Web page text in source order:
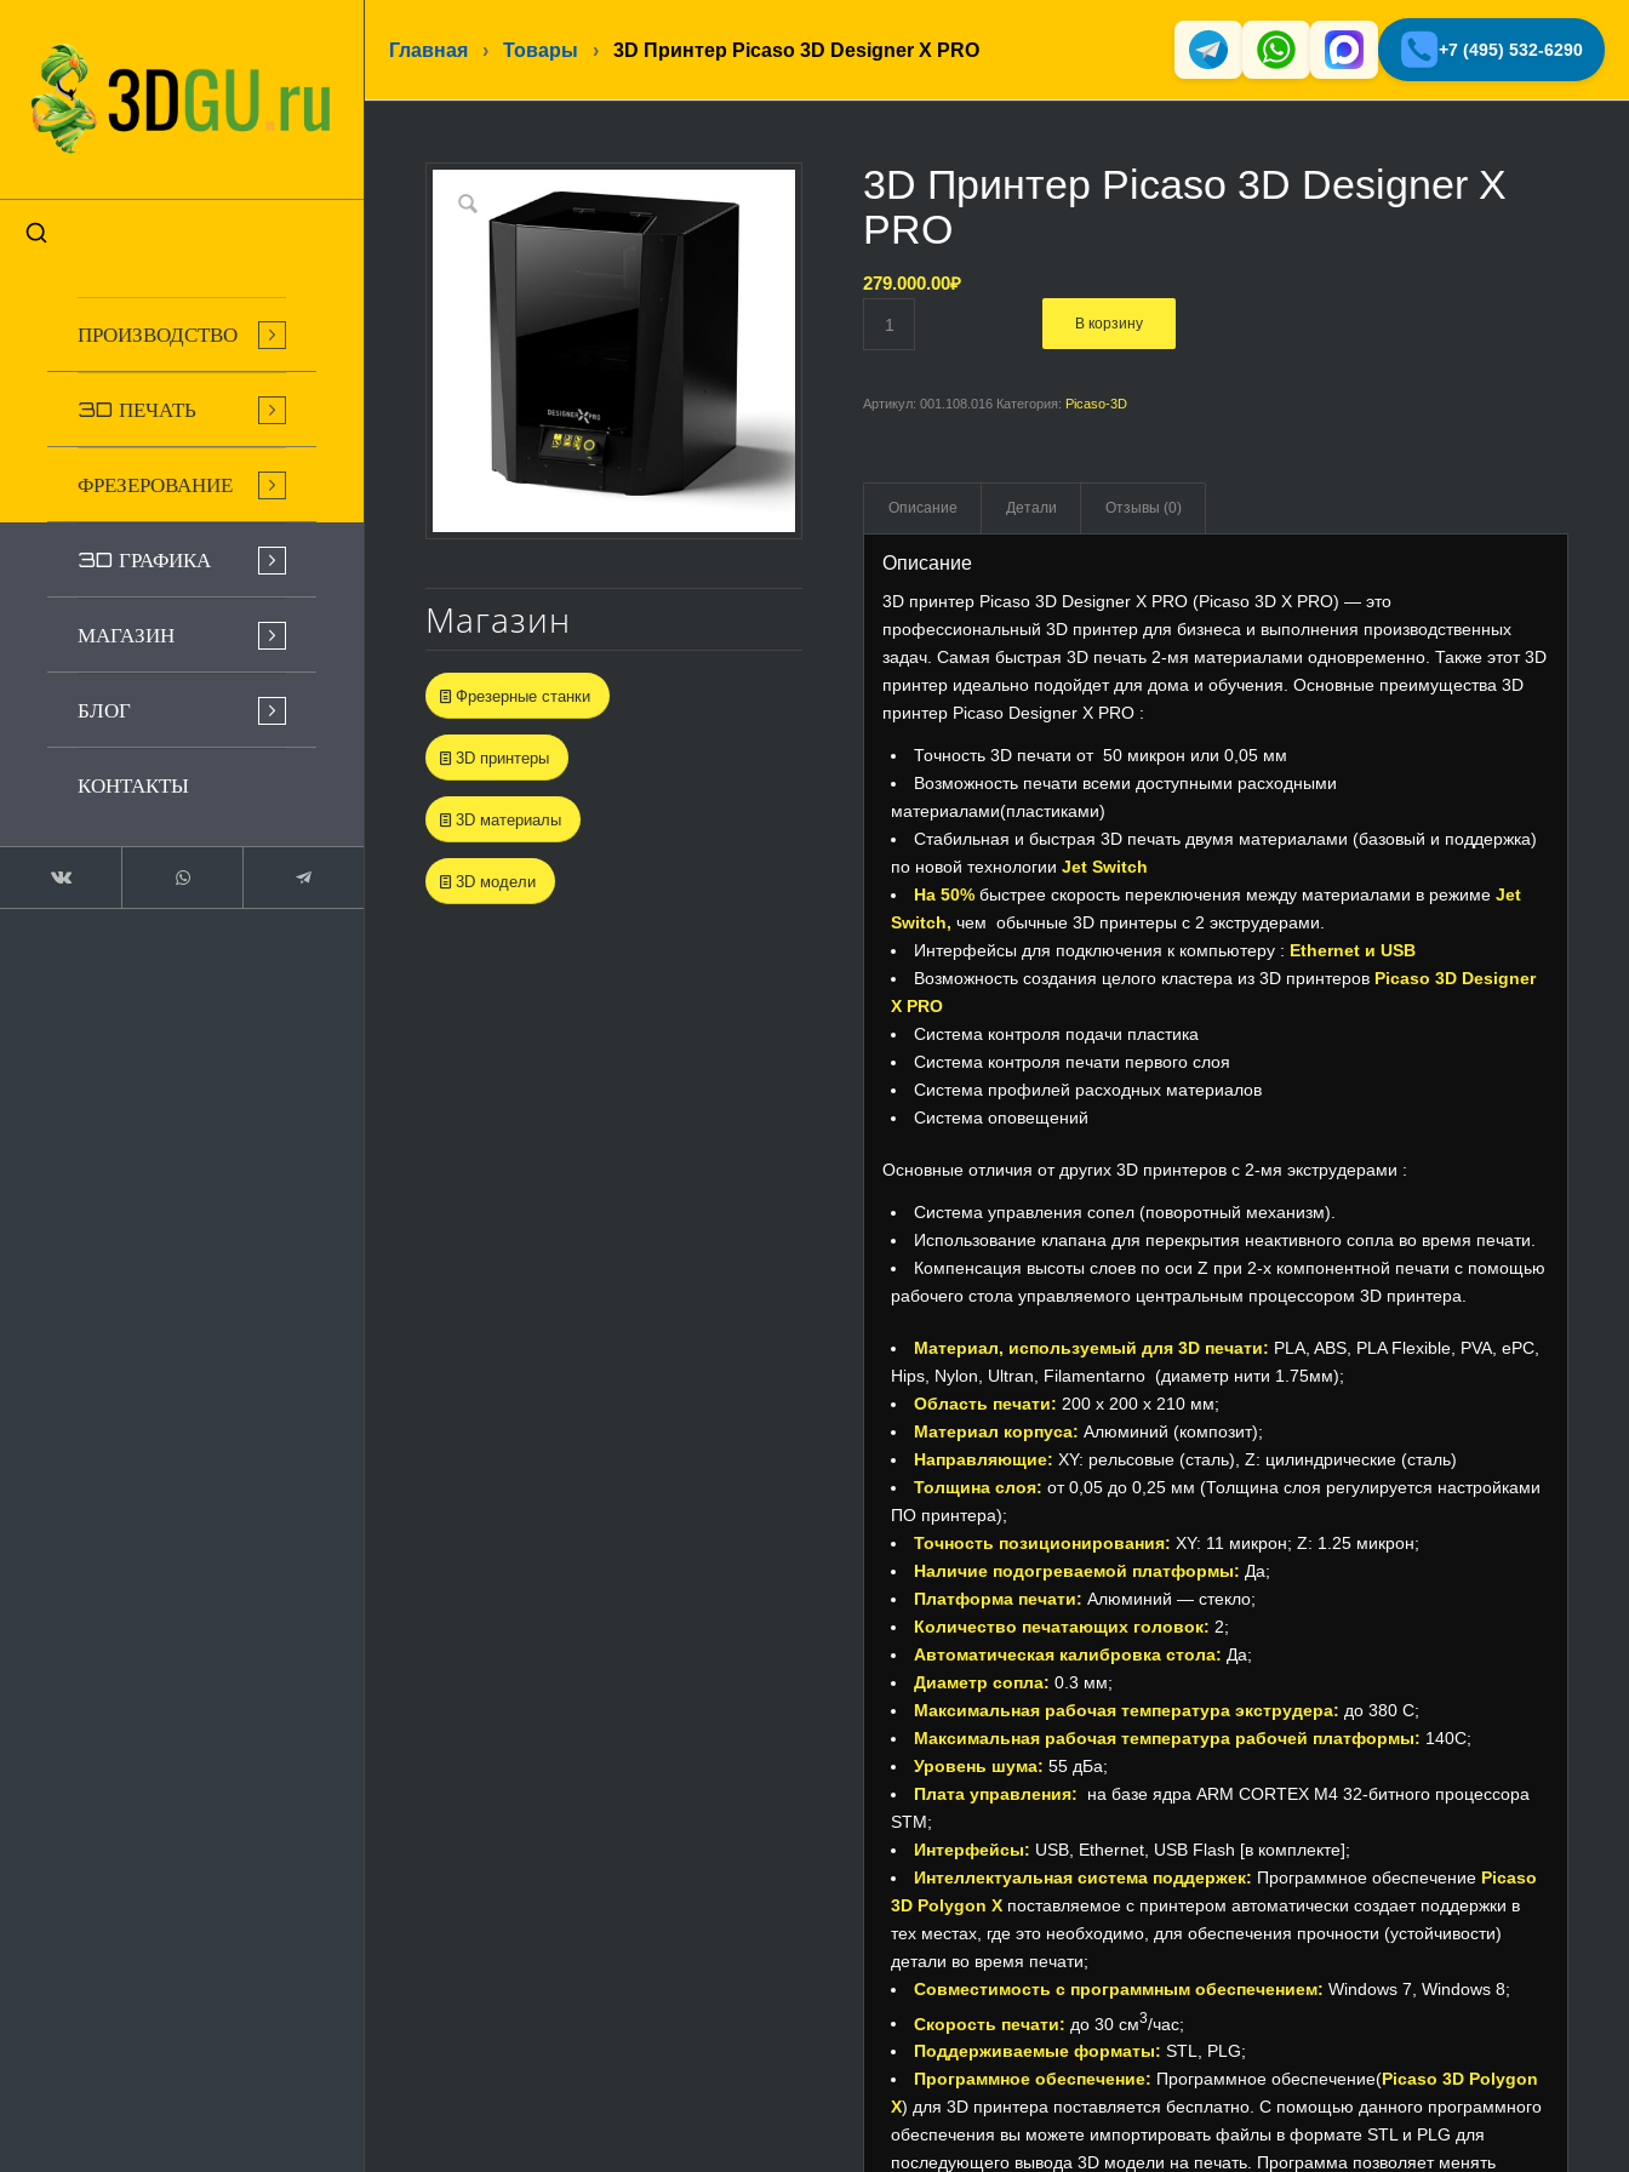
ПРОИЗВОДСТВО
3D ПЕЧАТЬ
ФРЕЗЕРОВАНИЕ
3D ГРАФИКА
МАГАЗИН
БЛОГ
КОНТАКТЫ
Главная › Товары › 3D Принтер Picaso 3D Designer X PRO +7 (495) 532-6290
Магазин
Фрезерные станки
3D принтеры
3D материалы
3D модели
3D Принтер Picaso 3D Designer X
PRO
279.000.00₽
В корзину
Артикул:001.108.016 Категория: Picaso-3D
Описание Детали Отзывы (0)
Описание
3D принтер Picaso 3D Designer X PRO (Picaso 3D X PRO) — это
профессиональный 3D принтер для бизнеса и выполнения производственных
задач. Самая быстрая 3D печать 2-мя материалами одновременно. Также этот 3D
принтер идеально подойдет для дома и обучения. Основные преимущества 3D
принтер Picaso Designer X PRO :
Точность 3D печати от 50 микрон или 0,05 мм
Возможность печати всеми доступными расходными
материалами(пластиками)
Стабильная и быстрая 3D печать двумя материалами (базовый и поддержка)
по новой технологииJet Switch
На 50% быстрее скорость переключения между материалами в режимеJet
Switch, чем обычные 3D принтеры c 2 экструдерами.
Интерфейсы для подключения к компьютеру : Ethernet и USB
Возможность создания целого кластера из 3D принтеров Picaso 3D Designer
X PRO
Система контроля подачи пластика
Система контроля печати первого слоя
Система профилей расходных материалов
Система оповещений
Основные отличия от других 3D принтеров с 2-мя экструдерами :
Система управления сопел (поворотный механизм).
Использование клапана для перекрытия неактивного сопла во время печати.
Компенсация высоты слоев по оси Z при 2-х компонентной печати с помощью
рабочего стола управляемого центральным процессором 3D принтера.
Материал, используемый для 3D печати: PLA, ABS, PLA Flexible, PVA, ePC
Hips, Nylon, Ultran, Filamentarno (диаметр нити 1.75мм);
Область печати: 200 х 200 х 210 мм;
Материал корпуса:Алюминий (композит);
Направляющие:XY: рельсовые (сталь), Z: цилиндрические (сталь)
Толщина слоя: от 0,05 до 0,25 мм (Толщина слоя регулируется настройками
ПО принтера);
Точность позиционирования: XY: 11 микрон; Z: 1.25 микрон;
Наличие подогреваемой платформы: Да;
Платформа печати: Алюминий — стекло;
Количество печатающих головок: 2;
Автоматическая калибровка стола: Да;
Диаметр сопла: 0.3 мм;
Максимальная рабочая температура экструдера: до 380 C;
Максимальная рабочая температура рабочей платформы: 140C;
Уровень шума: 55 дБа;
Плата управления: на базе ядра ARM CORTEX M4 32-битного процессора
STM;
Интерфейсы: USB, Ethernet, USB Flash [в комплекте];
Интеллектуальная система поддержек: Программное обеспечение Picaso
3D Polygon X поставляемое с принтером автоматически создает поддержки в
тех местах, где это необходимо, для обеспечения прочности (устойчивости)
детали во время печати;
Совместимость с программным обеспечением:Windows 7, Windows 8;
Скорость печати: до 30 см3/час;
Поддерживаемые форматы: STL, PLG;
Программное обеспечение: Программное обеспечение(Picaso 3D Polygon
X) для 3D принтера поставляется бесплатно. С помощью данного программного
обеспечения вы можете импортировать файлы в формате STL и PLG для
последующего вывода 3D модели на печать. Программа позволяет менять